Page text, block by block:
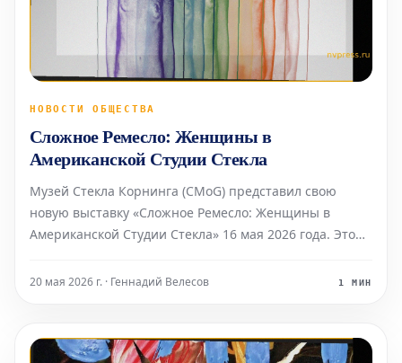
НОВОСТИ ОБЩЕСТВА
Сложное Ремесло: Женщины в
Американской Студии Стекла
Музей Стекла Корнинга (CMoG) представил свою
новую выставку «Сложное Ремесло: Женщины в
Американской Студии Стекла» 16 мая 2026 года. Это
рамках празднования 75-летия Музея. «Сложное
20 мая 2026 г. · Геннадий Велесов 1 МИН